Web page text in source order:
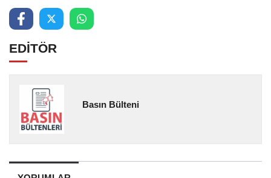
EDİTÖR
Basın Bülteni